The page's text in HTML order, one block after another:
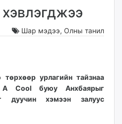
Шар мэдээ, Олны танил
урлагийн тайзнаа
Cool буюу Анхбаярыг
дуучин хэмээн залуус